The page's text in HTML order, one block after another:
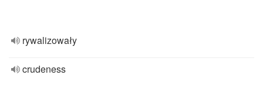
rywalizowały
crudeness